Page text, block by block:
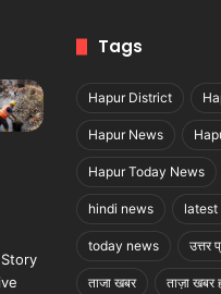
Tags
Hapur District
Hapur News
Hapur Today News
hindi news latest
today news उत्तर
ताजा खबर ताज़ा खबर